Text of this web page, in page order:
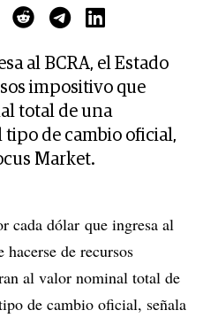
al BCRA, el Estado
impositivo que
total de una
de cambio oficial,
Market.
cada dólar que ingresa al
hacerse de recursos
al valor nominal total de
de cambio oficial, señala